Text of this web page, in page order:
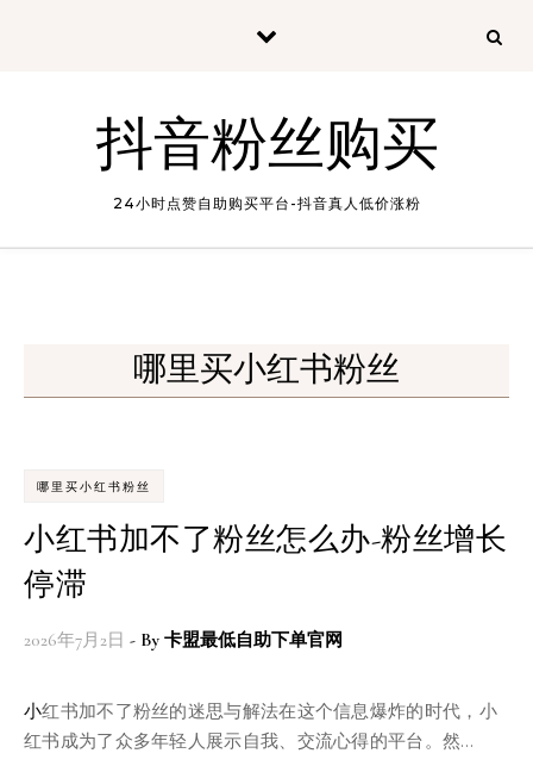
抖音粉丝购买
24小时点赞自助购买平台-抖音真人低价涨粉
哪里买小红书粉丝
哪里买小红书粉丝
小红书加不了粉丝怎么办-粉丝增长
停滞
2026年7月2日 - By 卡盟最低自助下单官网
小红书加不了粉丝的迷思与解法在这个信息爆炸的时代，小
红书成为了众多年轻人展示自我、交流心得的平台。然…